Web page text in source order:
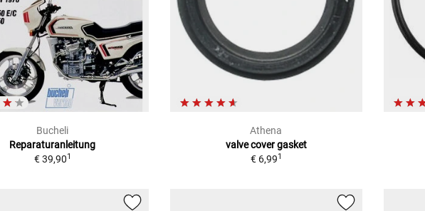
Bucheli
Reparaturanleitung
€ 39,901
Athena
valve cover gasket
€ 6,991